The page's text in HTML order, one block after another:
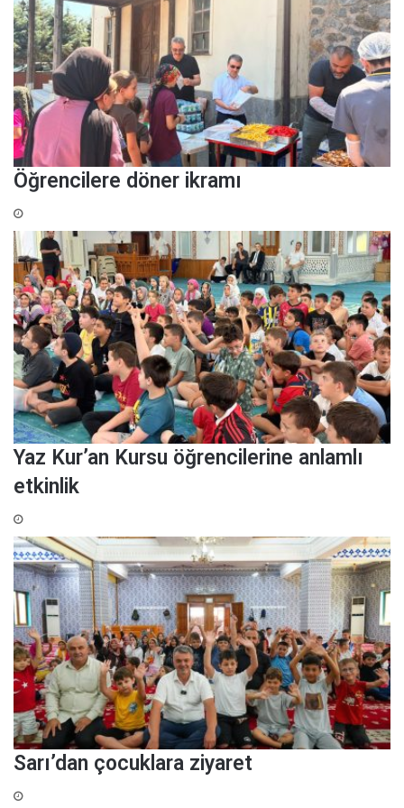
Öğrencilere döner ikramı
Yaz Kur’an Kursu öğrencilerine anlamlı
etkinlik
Sarı’dan çocuklara ziyaret